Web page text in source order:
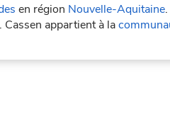
en région Nouvelle-Aquitaine
Cassen appartient à la